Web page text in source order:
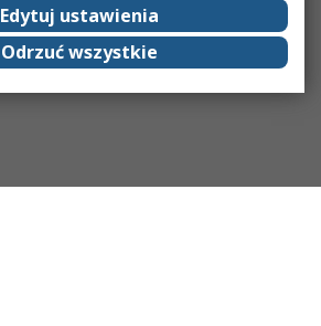
Edytuj ustawienia
Odrzuć wszystkie